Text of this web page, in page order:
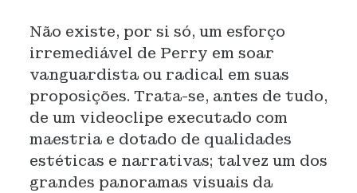
Não existe, por si só, um esforço
irremediável de Perry em soar
vanguardista ou radical em suas
proposições. Trata-se, antes de tudo,
de um videoclipe executado com
maestria e dotado de qualidades
estéticas e narrativas; talvez um dos
grandes panoramas visuais da